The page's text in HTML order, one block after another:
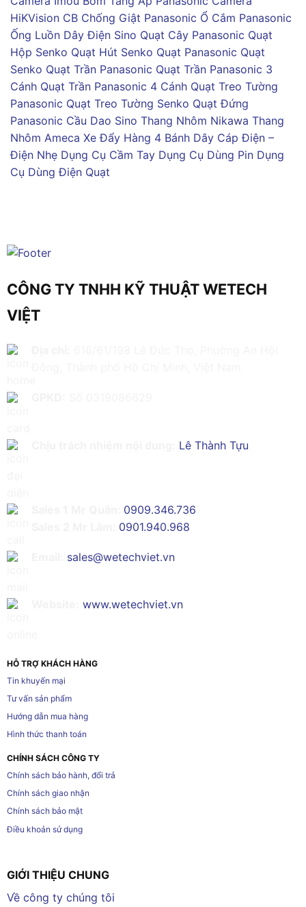
HiKVision CB Chống Giật Panasonic Ổ Cắm Panasonic
Ống Luồn Dây Điện Sino Quạt Cây Panasonic Quạt
Hộp Senko Quạt Hút Senko Quạt Panasonic Quạt
Senko Quạt Trần Panasonic Quạt Trần Panasonic 3
Cánh Quạt Trần Panasonic 4 Cánh Quạt Treo Tường
Panasonic Quạt Treo Tường Senko Quạt Đứng
Panasonic Cầu Dao Sino Thang Nhôm Nikawa Thang
Nhôm Ameca Xe Đẩy Hàng 4 Bánh Dây Cáp Điện –
Điện Nhẹ Dụng Cụ Cầm Tay Dụng Cụ Dùng Pin Dụng
Cụ Dùng Điện Quạt
CÔNG TY TNHH KỸ THUẬT WETECH
VIỆT
Lê Thành Tựu
0909.346.736
0901.940.968
sales@wetechviet.vn
www.wetechviet.vn
HỖ TRỢ KHÁCH HÀNG
Tin khuyến mại
Tư vấn sản phẩm
Hướng dẫn mua hàng
Hình thức thanh toán
CHÍNH SÁCH CÔNG TY
Chính sách bảo hành, đổi trả
Chính sách giao nhận
Chính sách bảo mật
Điều khoản sử dụng
GIỚI THIỆU CHUNG
Về công ty chúng tôi